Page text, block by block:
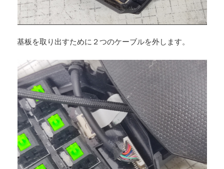
基板を取り出すために２つのケーブルを外します。